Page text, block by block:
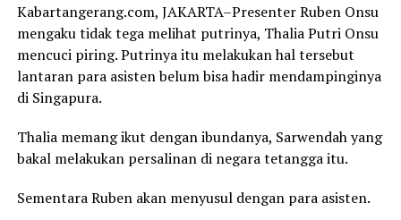
Kabartangerang.com, JAKARTA–Presenter Ruben Onsu
mengaku tidak tega melihat putrinya, Thalia Putri Onsu
mencuci piring. Putrinya itu melakukan hal tersebut
lantaran para asisten belum bisa hadir mendampinginya
di Singapura.
Thalia memang ikut dengan ibundanya, Sarwendah yang
bakal melakukan persalinan di negara tetangga itu.
Sementara Ruben akan menyusul dengan para asisten.